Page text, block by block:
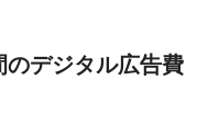
のデジタル広告費